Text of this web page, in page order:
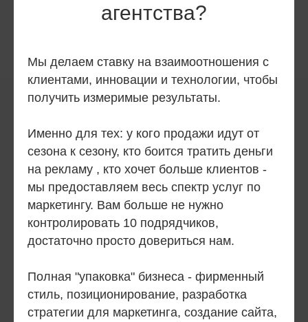
агентства?
Мы делаем ставку на взаимоотношения с
клиентами, инновации и технологии, чтобы
получить измеримые результаты.
Именно для тех: у кого продажи идут от
сезона к сезону, кто боится тратить деньги
на рекламу , кто хочет больше клиентов -
мы предоставляем весь спектр услуг по
маркетингу. Вам больше не нужно
контролировать 10 подрядчиков,
достаточно просто довериться нам.
Полная "упаковка" бизнеса - фирменный
стиль, позиционирование, разработка
стратегии для маркетинга, создание сайта,